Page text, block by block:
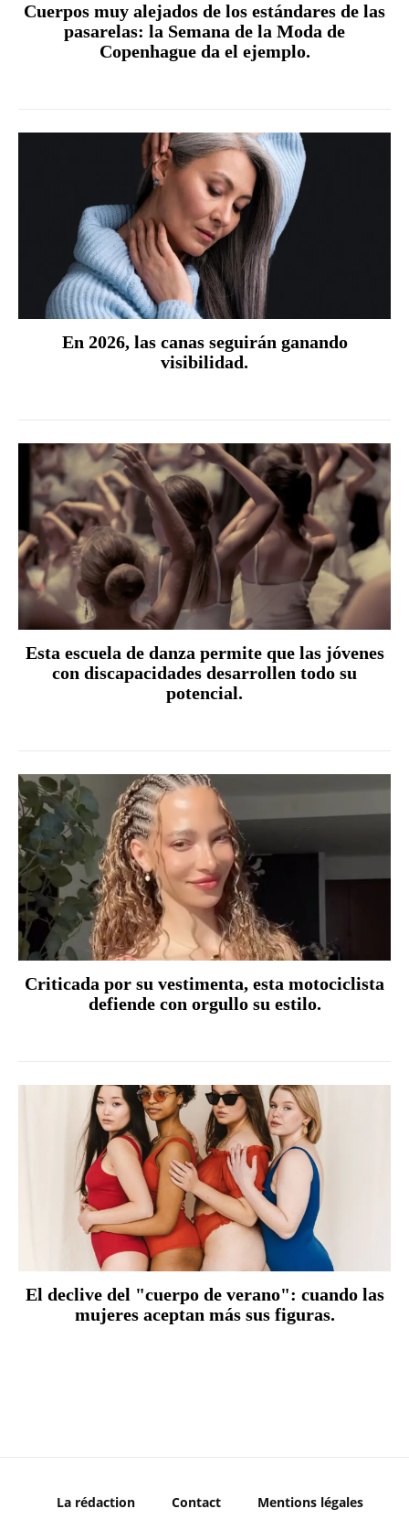
Cuerpos muy alejados de los estándares de las
pasarelas: la Semana de la Moda de
Copenhague da el ejemplo.
En 2026, las canas seguirán ganando
visibilidad.
Esta escuela de danza permite que las jóvenes
con discapacidades desarrollen todo su
potencial.
Criticada por su vestimenta, esta motociclista
defiende con orgullo su estilo.
El declive del "cuerpo de verano": cuando las
mujeres aceptan más sus figuras.
La rédaction Contact Mentions légales